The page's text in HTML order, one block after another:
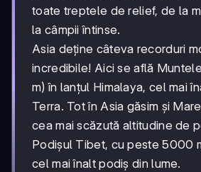
toate treptele de relief, de la
la câmpii întinse.
Asia deține câteva recorduri
incredibile! Aici se află
m) în lanțul Himalaya, cel mai
Terra. Tot în Asia găsim și
cea mai scăzută altitudine de
Podișul Tibet, cu peste 5000
cel mai înalt podiș din lume.